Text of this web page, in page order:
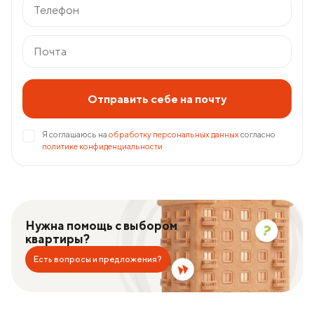
Отправить себе на почту
Я соглашаюсь на обработку персональных данныхсогласно
политике конфиденциальности
Нужна помощь с выбором
квартиры?
Есть вопросы и предложения?